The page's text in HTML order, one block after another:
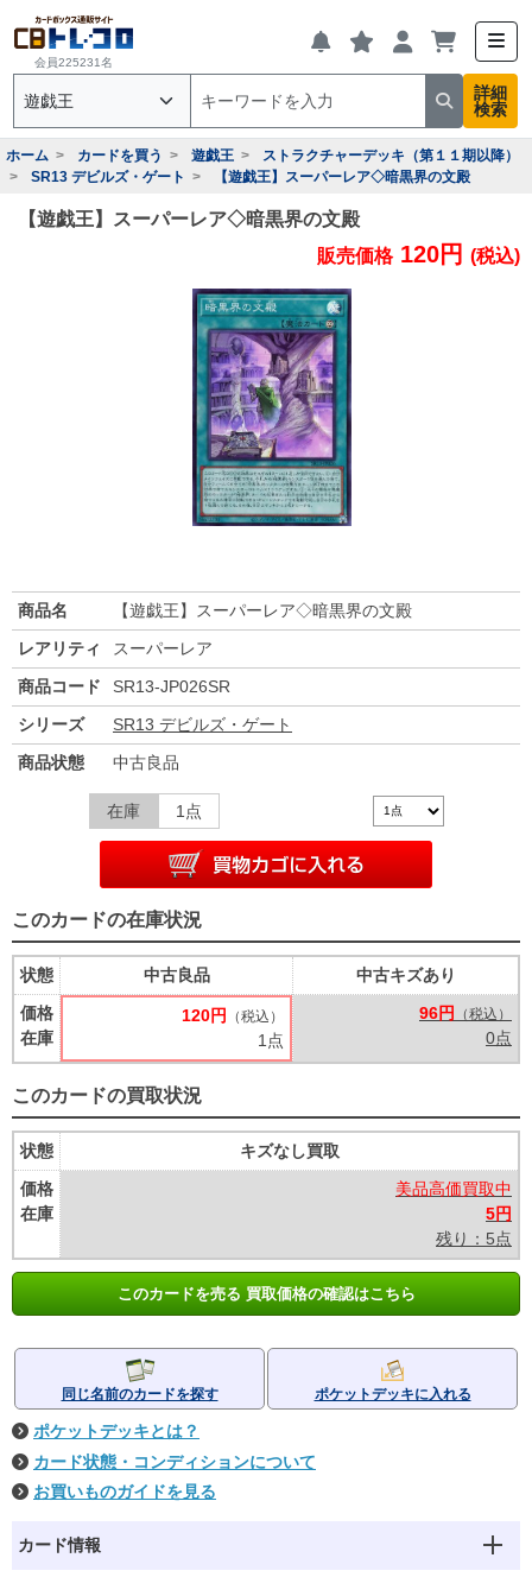
会員225231名
詳細
検索
ホーム カードを買う 遊戯王
ストラクチャーデッキ（第１１期以降）
SR13 デビルズ・ゲート
【遊戯王】スーパーレア◇暗黒界の文殿
【遊戯王】スーパーレア◇暗黒界の文殿
販売価格 120円 (税込)
商品名
【遊戯王】スーパーレア◇暗黒界の文殿
レアリティ
スーパーレア
商品コード
SR13-JP026SR
シリーズ
SR13 デビルズ・ゲート
商品状態
中古良品
在庫 1点
このカードの在庫状況
状態
価格
在庫
中古良品
120円 （税込）
1点
中古キズあり
96円
（税込）
0点
このカードの買取状況
状態
価格
在庫
キズなし買取
美品高価買取中
5円
残り：5点
このカードを売る 買取価格の確認はこちら
同じ名前のカードを探す ポケットデッキに入れる
ポケットデッキとは？
カード状態・コンディションについて
お買いものガイドを見る
カード情報